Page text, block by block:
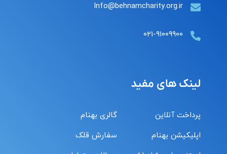
Info@behnamcharity.org.ir
۰۲۱-۹۱۰۰۹۹۰۰
لینک های مفید
پرداخت آنلاین
اپلیکیشن بهنام
گالری بهنام
سفارش قلک